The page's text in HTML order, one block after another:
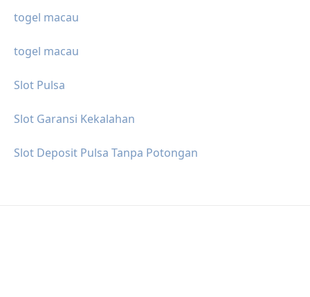
togel macau
togel macau
Slot Pulsa
Slot Garansi Kekalahan
Slot Deposit Pulsa Tanpa Potongan